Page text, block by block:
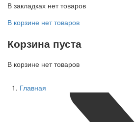
В закладках нет товаров
В корзине нет товаров
Корзина пуста
В корзине нет товаров
Главная